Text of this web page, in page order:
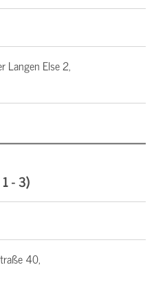
Langen Else 2,
- 3)
40,